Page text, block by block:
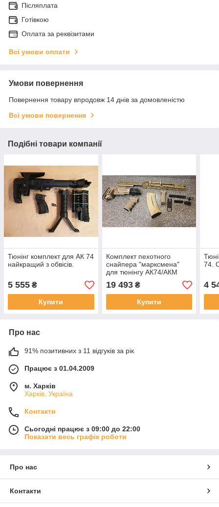
Післяплата
Готівкою
Оплата за реквізитами
Всі умови оплати
Умови повернення
Повернення товару впродовж 14 днів за домовленістю
Всі умови повернення
Подібні товари компанії
Тюнінг комплект для АК 74
найкращий з обвісів.
5 555 ₴
Купити
Комплект пехотного
снайпера "марксмена"
для тюнінгу АК74/АКМ
Койот
19 493₴
Купити
74.
4
Про нас
91% позитивних з 11 відгуків за рік
Працює з 01.04.2009
м. Харків
Харків, Україна
Контакти
Сьогодні працює з 09:00 до 22:00
Показати весь графік роботи
Про нас
Контакти